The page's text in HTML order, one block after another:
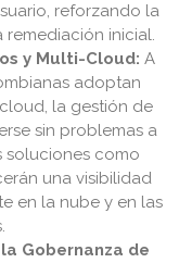
reforzando la
inicial.
y Multi-Cloud: A
adoptan
la gestión de
sin problemas a
soluciones como
una visibilidad
en la nube y en las
Gobernanza de